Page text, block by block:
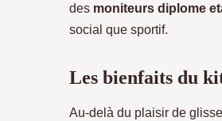
des moniteurs diplome
social que sportif.
Les bienfaits du
Au-delà du plaisir de